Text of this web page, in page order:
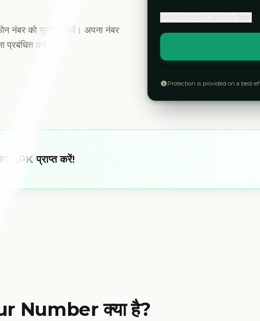
नंबर को सुरक्षित करें। अपना नंबर
प्रबंधित करें।
Advanced Options दिखाएं
Protection is provided on a best-
APK प्राप्त करें!
Number क्या है?